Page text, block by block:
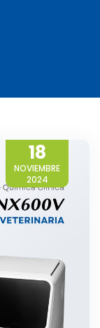
18
NOVIEMBRE
2024